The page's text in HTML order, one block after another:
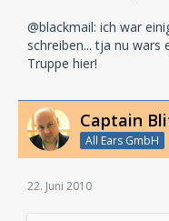
@blackmail: ich war
schreiben... tja nu wars
Truppe hier!
Captain
All Ears GmbH
22. Juni 2010